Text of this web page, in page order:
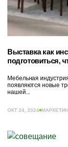
Выставка как
подготовиться,
Мебельная
появляются новые
нашей...
ОКТ 24, 2024